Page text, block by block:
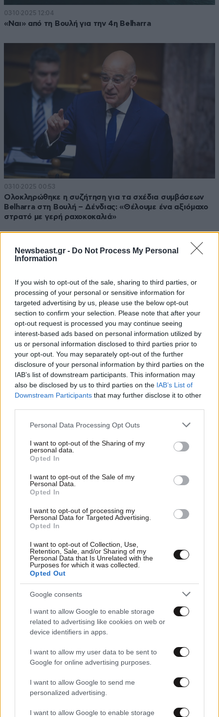
Newsbeast.gr - Do Not Process My Personal
Information
If you wish to opt-out of the sale, sharing to third parties, or
processing of your personal or sensitive information for
targeted advertising by us, please use the below opt-out
section to confirm your selection. Please note that after your
opt-out request is processed you may continue seeing
interest-based ads based on personal information utilized by
us or personal information disclosed to third parties prior to
your opt-out. You may separately opt-out of the further
disclosure of your personal information by third parties on the
IAB’s list of downstream participants. This information may
also be disclosed by us to third parties on the IAB’s List of
Downstream Participants that may further disclose it to other
Please note that this website/app uses one or more Google
not limited to your visit or usage behaviour. You may click to
grant or deny consent to Google and its third-party tags to
use your data for below specified purposes in below Google
consent section.
Personal Data Processing Opt Outs
I want to opt-out of the Sharing of my
personal data.
Opted In
I want to opt-out of the Sale of my
Personal Data.
Opted In
I want to opt-out of processing my
Personal Data for Targeted Advertising.
Opted In
I want to opt-out of Collection, Use,
Retention, Sale, and/or Sharing of my
Personal Data that Is Unrelated with the
Purposes for which it was collected.
Opted Out
Google consents
I want to allow Google to enable storage
related to advertising like cookies on web or
device identifiers in apps.
I want to allow my user data to be sent to
Google for online advertising purposes.
I want to allow Google to send me
personalized advertising.
I want to allow Google to enable storage
03·10·2025 12:04
«Ναι» από τη Βουλή για την 4η Belharra
03·10·2025 00:53
Ολοκληρώθηκε η συζήτηση για τα σχέδια συμβάσεων
Belharra στη Βουλή – Δένδιας: «Θέλουμε ένα αξιόμαχο
στρατό με γερή ραχοκοκαλιά»
Βαριά «σύννεφα» στις σχέσεις ΣΥΡΙΖΑ και Νέας
Αριστεράς φέρνει η αγορά της τέταρτης φρεγάτας
Belh@rra
02·10·2025 06:37
Η Βουλή αποφασίζει σήμερα για την απόκτηση της 4ης